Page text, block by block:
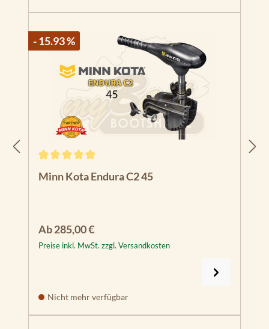
- 15.93 %
Minn Kota Endura C2 45
Regulärer Preis:
Ab285,00 €
Preise inkl. MwSt. zzgl. Versandkosten
Nicht mehr verfügbar